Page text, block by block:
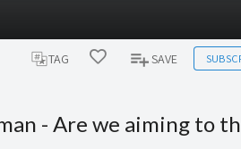
TAG SAVE
- Are we aiming to